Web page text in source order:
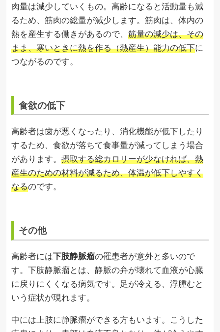
肉量は減少していくもの。高齢になると活動量も減
るため、筋肉の総量が減少します。筋肉は、体内の
熱を産生する働きがあるので、筋量の減少は、その
まま、寒いときに熱を作る（熱産生）能力の低下に
つながるのです。
食欲の低下
高齢者は歯が悪くなったり、消化機能が低下したり
するため、食欲が落ちて食事量が減ってしまう場合
があります。摂取する総カロリーが少なければ、熱
産生のための材料が減るため、体温が低下しやすく
なるのです。
その他
高齢者には下肢静脈瘤の罹患者が意外と多いので
す。下肢静脈瘤とは、静脈の弁が壊れて血液が心臓
に戻りにくくなる病気です。足が冷える、浮腫むと
いう症状が現れます。
中には上肢に静脈瘤ができる方もいます。こうした